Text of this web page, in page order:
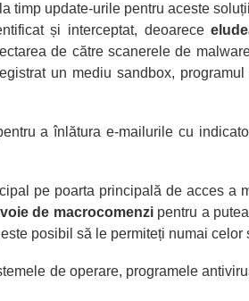
timp update-urile pentru aceste
și interceptat, deoarece
de către scanerele de
un mediu sandbox,
a înlătura e-mailurile cu
pe poarta principală de acces a
de macrocomenzi pentru a
posibil să le permiteți numai celor
de operare, programele